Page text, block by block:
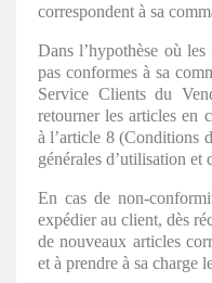
correspondent à sa
Dans l’hypothèse où
pas conformes à sa
Service Clients du
retourner les articles en
à l’article 8 (Conditions
générales d’utilisation et
En cas de non-
expédier au client, dès
de nouveaux articles
et à prendre à sa charge